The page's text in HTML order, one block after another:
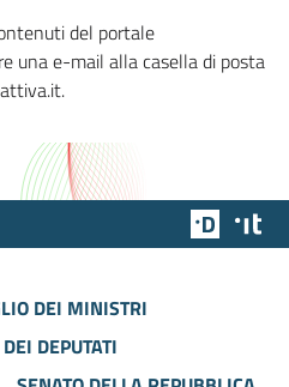
del portale
una e-mail alla casella di posta
Team
DEI MINISTRI
DEPUTATI